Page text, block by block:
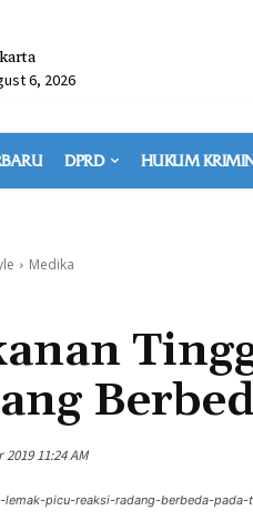
6, 2026
DPRD HUKUM
Medika
11:24 AM
lemak-picu-reaksi-radang-berbeda-pada-